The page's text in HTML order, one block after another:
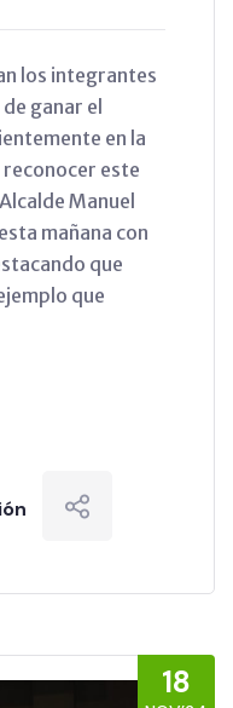
los integrantes
ganar el
en la
reconocer este
Manuel
mañana con
que
que
18